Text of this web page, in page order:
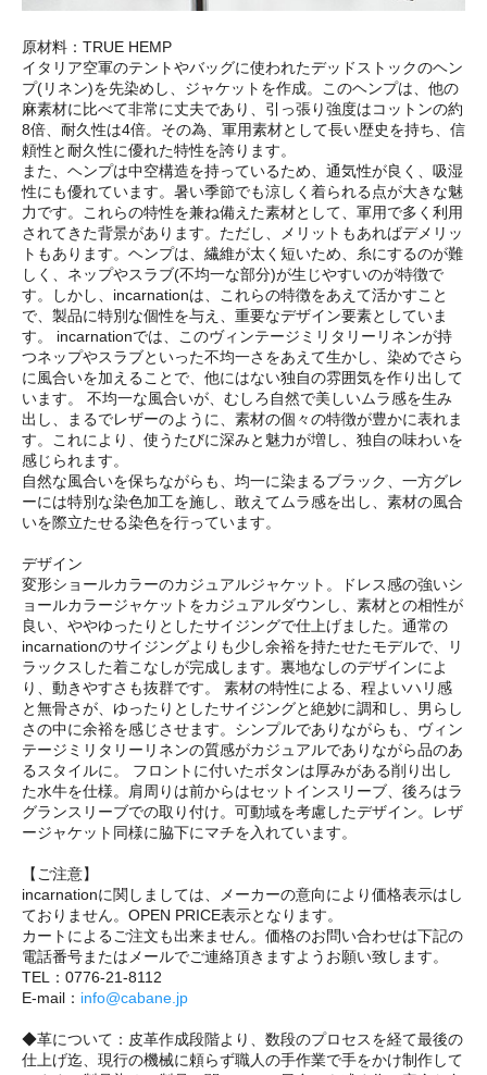
原材料：TRUE HEMP
イタリア空軍のテントやバッグに使われたデッドストックのヘン
プ(リネン)を先染めし、ジャケットを作成。このヘンプは、他の
麻素材に比べて非常に丈夫であり、引っ張り強度はコットンの約
8倍、耐久性は4倍。その為、軍用素材として長い歴史を持ち、信
頼性と耐久性に優れた特性を誇ります。
また、ヘンプは中空構造を持っているため、通気性が良く、吸湿
性にも優れています。暑い季節でも涼しく着られる点が大きな魅
力です。これらの特性を兼ね備えた素材として、軍用で多く利用
されてきた背景があります。ただし、メリットもあればデメリッ
トもあります。ヘンプは、繊維が太く短いため、糸にするのが難
しく、ネップやスラブ(不均一な部分)が生じやすいのが特徴で
す。しかし、incarnationは、これらの特徴をあえて活かすこと
で、製品に特別な個性を与え、重要なデザイン要素としていま
す。 incarnationでは、このヴィンテージミリタリーリネンが持
つネップやスラブといった不均一さをあえて生かし、染めでさら
に風合いを加えることで、他にはない独自の雰囲気を作り出して
います。 不均一な風合いが、むしろ自然で美しいムラ感を生み
出し、まるでレザーのように、素材の個々の特徴が豊かに表れま
す。これにより、使うたびに深みと魅力が増し、独自の味わいを
感じられます。
自然な風合いを保ちながらも、均一に染まるブラック、一方グレ
ーには特別な染色加工を施し、敢えてムラ感を出し、素材の風合
いを際立たせる染色を行っています。
デザイン
変形ショールカラーのカジュアルジャケット。ドレス感の強いシ
ョールカラージャケットをカジュアルダウンし、素材との相性が
良い、ややゆったりとしたサイジングで仕上げました。通常の
incarnationのサイジングよりも少し余裕を持たせたモデルで、リ
ラックスした着こなしが完成します。裏地なしのデザインによ
り、動きやすさも抜群です。 素材の特性による、程よいハリ感
と無骨さが、ゆったりとしたサイジングと絶妙に調和し、男らし
さの中に余裕を感じさせます。シンプルでありながらも、ヴィン
テージミリタリーリネンの質感がカジュアルでありながら品のあ
るスタイルに。 フロントに付いたボタンは厚みがある削り出し
た水牛を仕様。肩周りは前からはセットインスリーブ、後ろはラ
グランスリーブでの取り付け。可動域を考慮したデザイン。レザ
ージャケット同様に脇下にマチを入れています。
【ご注意】
incarnationに関しましては、メーカーの意向により価格表示はし
ておりません。OPEN PRICE表示となります。
カートによるご注文も出来ません。価格のお問い合わせは下記の
電話番号またはメールでご連絡頂きますようお願い致します。
TEL：0776-21-8112
E-mail： info@cabane.jp
◆革について：皮革作成段階より、数段のプロセスを経て最後の
仕上げ迄、現行の機械に頼らず職人の手作業で手をかけ制作して